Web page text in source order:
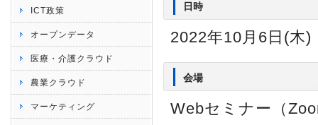
ICT政策
オープンデータ
医療・介護クラウド
農業クラウド
マーケティング
日時
2022年10月6日(
会場
Webセミナー（